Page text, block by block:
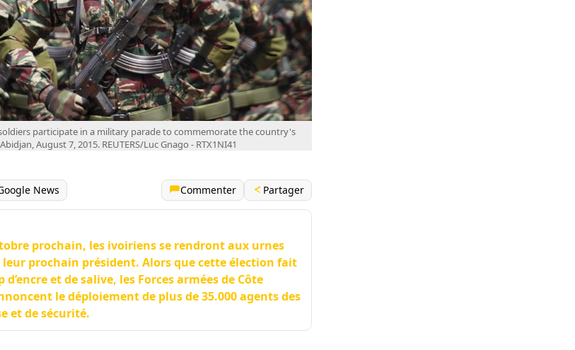
participate in a military parade to commemorate the country's
August 7, 2015. REUTERS/Luc Gnago - RTX1NI41
News Commenter Partager
prochain, les ivoiriens se rendront aux urnes
leur prochain président. Alors que cette élection fait
et de salive, les Forces armées de Côte
le déploiement de plus de 35.000 agents des
et de sécurité.